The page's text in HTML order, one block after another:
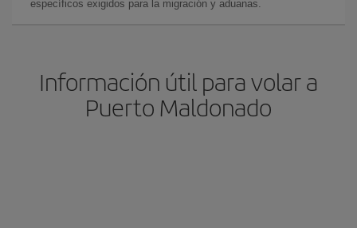
específicos exigidos para la migración y aduanas.
Información útil para volar a
Puerto Maldonado